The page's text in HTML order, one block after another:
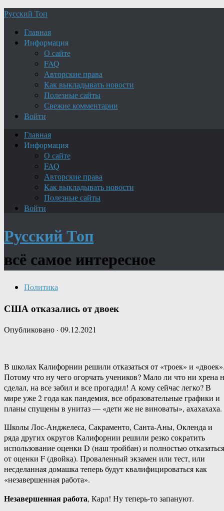
Русский Топ
Главная
Информация
О сайте
FAQ
Авторские права
Как выкладывать новости
Полезные сайты
Свежие комментарии
Войти
Главная
Информация
О сайте
FAQ
Авторские права
Как выкладывать новости
Полезные сайты
Войти
Русский Топ
всё самое интересное
Политика
США отказались от двоек
Опубликовано · 09.12.2021
В школах Калифорнии решили отказаться от «троек» и
Потому что ну чего огорчать учеников? Мало ли что ни хрена
сделал, на все забил и все прогадил! А кому сейчас легко? В
мире уже 2 года как пандемия, все образовательные графики и
планы спущены в унитаз — «дети же не виноваты», ахахахаха.
Школы Лос-Анджелеса, Сакраменто, Санта-Аны, Окленда и
ряда других округов Калифорнии решили резко сократить
использование оценки D (наш тройбан) и полностью отказаться
от оценки F (двойка). Проваленный экзамен или тест, или
несделанная домашка теперь будут квалифицироваться как
«незавершенная работа».
Незавершенная работа, Карл! Ну теперь-то запануют.